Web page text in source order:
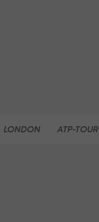
LONDON ATP-TOUR